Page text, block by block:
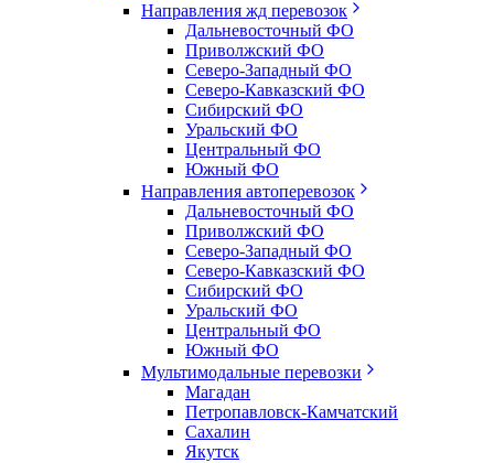
Направления жд перевозок
Дальневосточный ФО
Приволжский ФО
Северо-Западный ФО
Северо-Кавказский ФО
Сибирский ФО
Уральский ФО
Центральный ФО
Южный ФО
Направления автоперевозок
Дальневосточный ФО
Приволжский ФО
Северо-Западный ФО
Северо-Кавказский ФО
Сибирский ФО
Уральский ФО
Центральный ФО
Южный ФО
Мультимодальные перевозки
Магадан
Петропавловск-Камчатский
Сахалин
Якутск